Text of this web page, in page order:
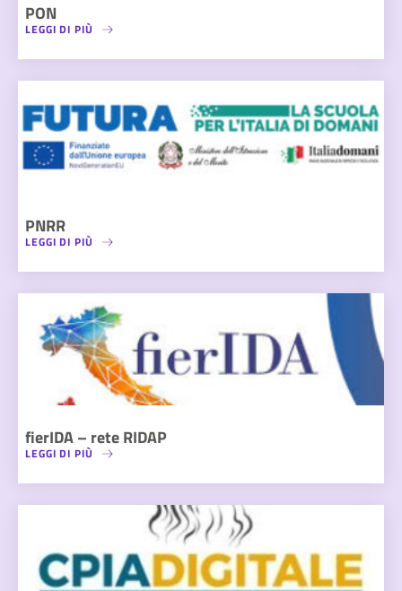
PON
LEGGI DI PIÙ
PNRR
LEGGI DI PIÙ
fierIDA – rete RIDAP
LEGGI DI PIÙ